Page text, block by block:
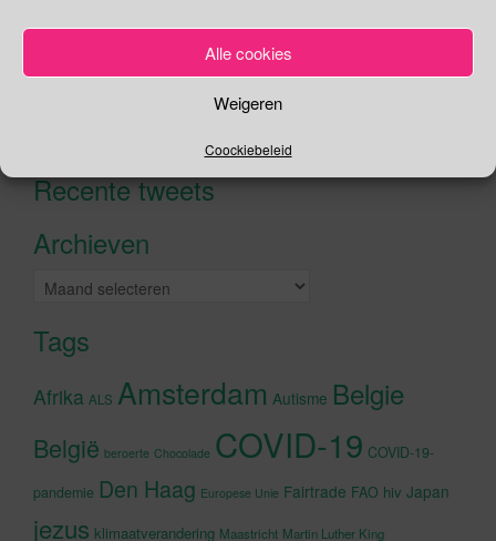
Alle cookies
Weigeren
Coockiebeleid
Zoeken
Recente tweetsKlik om marketing cookies te
Archieven
Archieven
Tags
Afrika ALS Amsterdam Autisme Belgie
België beroerte Chocolade COVID-19 COVID-19-
pandemie Den Haag Europese Unie Fairtrade FAO hiv Japan
jezus klimaatverandering Maastricht Martin Luther King